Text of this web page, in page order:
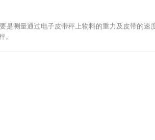
是测量通过电子皮带秤上物料的重力及皮带的速